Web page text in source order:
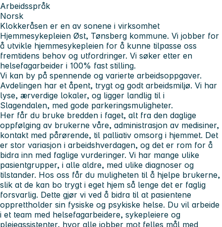
Arbeidsspråk
Norsk
Klokkeråsen er en av sonene i virksomhet
Hjemmesykepleien Øst, Tønsberg kommune. Vi jobber for
å utvikle hjemmesykepleien for å kunne tilpasse oss
fremtidens behov og utfordringer. Vi søker etter en
helsefagarbeider i 100% fast stilling.
Vi kan by på spennende og varierte arbeidsoppgaver.
Avdelingen har et åpent, trygt og godt arbeidsmiljø. Vi har
lyse, ærverdige lokaler, og ligger landlig til i
Slagendalen, med gode parkeringsmuligheter.
Her får du bruke bredden i faget, alt fra den daglige
oppfølging av brukerne våre, administrasjon av medisiner,
kontakt med pårørende, til palliativ omsorg i hjemmet. Det
er stor variasjon i arbeidshverdagen, og det er rom for å
bidra inn med faglige vurderinger. Vi har mange ulike
pasientgrupper, i alle aldre, med ulike diagnoser og
tilstander. Hos oss får du muligheten til å hjelpe brukerne,
slik at de kan bo trygt i eget hjem så lenge det er faglig
forsvarlig. Dette gjør vi ved å bidra til at pasientene
opprettholder sin fysiske og psykiske helse. Du vil arbeide
i et team med helsefagarbeidere, sykepleiere og
pleieassistenter, hvor alle jobber mot felles mål med